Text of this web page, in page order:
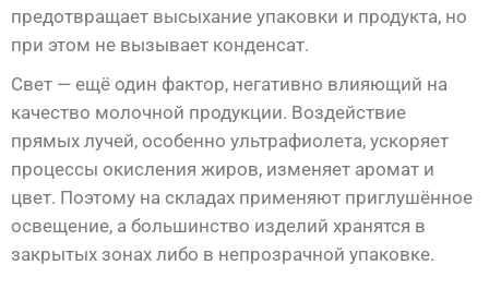
предотвращает высыхание упаковки и продукта, но
при этом не вызывает конденсат.
Свет — ещё один фактор, негативно влияющий на
качество молочной продукции. Воздействие
прямых лучей, особенно ультрафиолета, ускоряет
процессы окисления жиров, изменяет аромат и
цвет. Поэтому на складах применяют приглушённое
освещение, а большинство изделий хранятся в
закрытых зонах либо в непрозрачной упаковке.